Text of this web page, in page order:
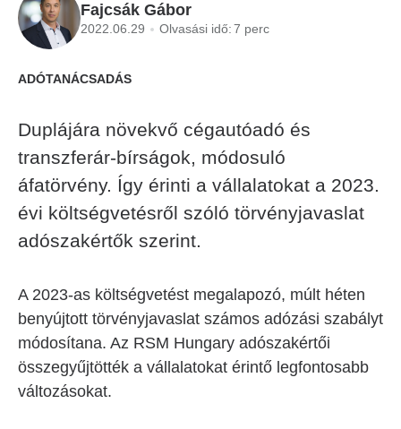
Fajcsák Gábor
2022.06.29 Olvasási idő:7 perc
ADÓTANÁCSADÁS
Duplájára növekvő cégautóadó és
transzferár-bírságok, módosuló
áfatörvény. Így érinti a vállalatokat a 2023.
évi költségvetésről szóló törvényjavaslat
adószakértők szerint.
A 2023-as költségvetést megalapozó, múlt héten
benyújtott törvényjavaslat számos adózási szabályt
módosítana. Az RSM Hungary adószakértői
összegyűjtötték a vállalatokat érintő legfontosabb
változásokat.